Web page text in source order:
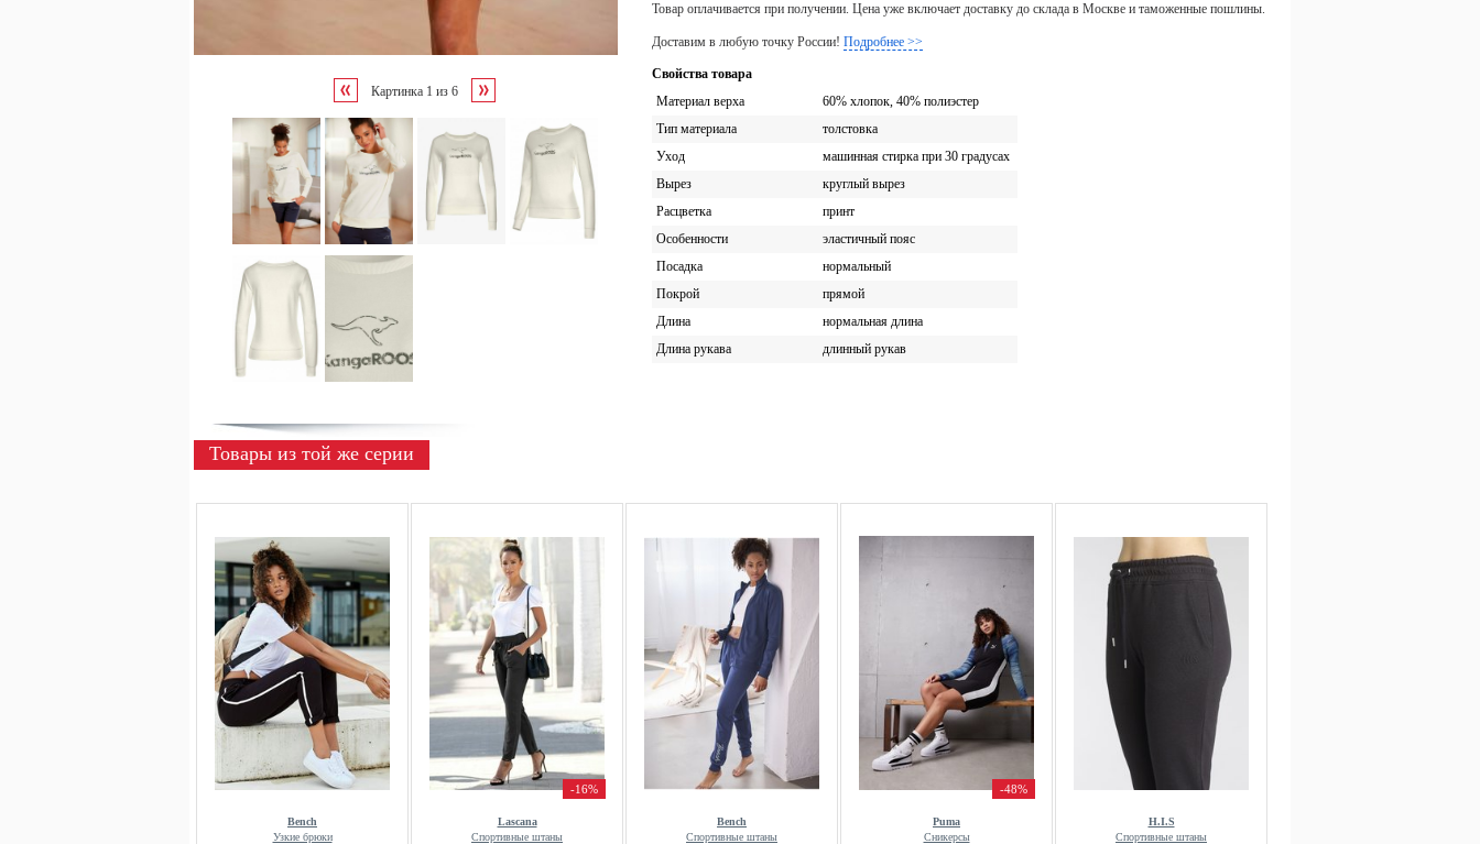
Картинка 1 из 6
Товар оплачивается при получении. Цена уже включает доставку до склада в Москве и таможенные пошлины.
Доставим в любую точку России! Подробнее >>
Свойства товара
Материал верха
60% хлопок, 40% полиэстер
Тип материала
толстовка
Уход
машинная стирка при 30 градусах
Вырез
круглый вырез
Расцветка
принт
Особенности
эластичный пояс
Посадка
нормальный
Покрой
прямой
Длина
нормальная длина
Длина рукава
длинный рукав
Товары из той же серии
Bench
Узкие брюки
-16%
Lascana
Спортивные штаны
Bench
Спортивные штаны
-48%
Puma
Сникерсы
H.I.S
Спортивные штаны